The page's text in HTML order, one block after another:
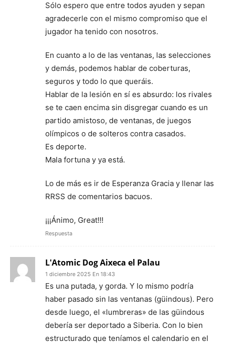
Sólo espero que entre todos ayuden y sepan
agradecerle con el mismo compromiso que el
jugador ha tenido con nosotros.
En cuanto a lo de las ventanas, las selecciones
y demás, podemos hablar de coberturas,
seguros y todo lo que queráis.
Hablar de la lesión en sí es absurdo: los rivales
se te caen encima sin disgregar cuando es un
partido amistoso, de ventanas, de juegos
olímpicos o de solteros contra casados.
Es deporte.
Mala fortuna y ya está.
Lo de más es ir de Esperanza Gracia y llenar las
RRSS de comentarios bacuos.
¡¡¡Ánimo, Great!!!
Respuesta
L'Atomic Dog Aixeca el Palau
1 diciembre 2025 En 18:43
Es una putada, y gorda. Y lo mismo podría
haber pasado sin las ventanas (güindous). Pero
desde luego, el «lumbreras» de las güindous
debería ser deportado a Siberia. Con lo bien
estructurado que teníamos el calendario en el